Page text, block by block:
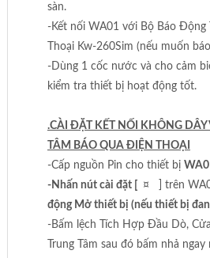
sàn.
-Kết nối WA01 với Bộ Báo Động
Thoại Kw-260Sim (nếu muốn
-Dùng 1 cốc nước và cho cảm
kiểm tra thiết bị hoạt động tốt.
.CÀI ĐẶT KẾT NỐI KHÔNG
TÂM BÁO QUA ĐIỆN THOẠI
-Cấp nguồn Pin cho thiết bị
-Nhấn nút cài đặt [
¤ ] trên
động Mở thiết bị (nếu thiết bị
-Bấm lệch Tích Hợp Đầu Dò,
Trung Tâm sau đó bấm nhả